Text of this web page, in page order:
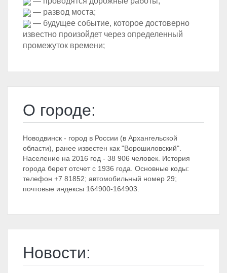
— развод моста;
— будущее событие, которое достоверно
известно произойдет через определенный
промежуток времени;
О городе:
Новодвинск - город в России (в Архангельской
области), ранее известен как "Ворошиловский".
Население на 2016 год - 38 906 человек. История
города берет отсчет с 1936 года. Основные коды:
телефон +7 81852; автомобильный номер 29;
почтовые индексы 164900-164903.
Новости: